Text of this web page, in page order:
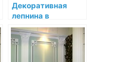
Декоративная
лепнина в
интерьере
классицизма:
элегантность и
строгость